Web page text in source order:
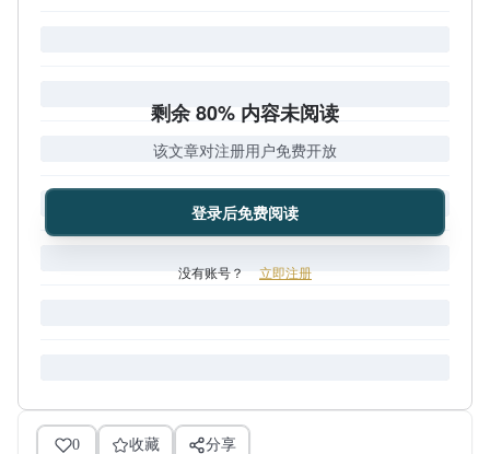
剩余 80% 内容未阅读
该文章对注册用户免费开放
登录后免费阅读
没有账号？ 立即注册
0 收藏 分享